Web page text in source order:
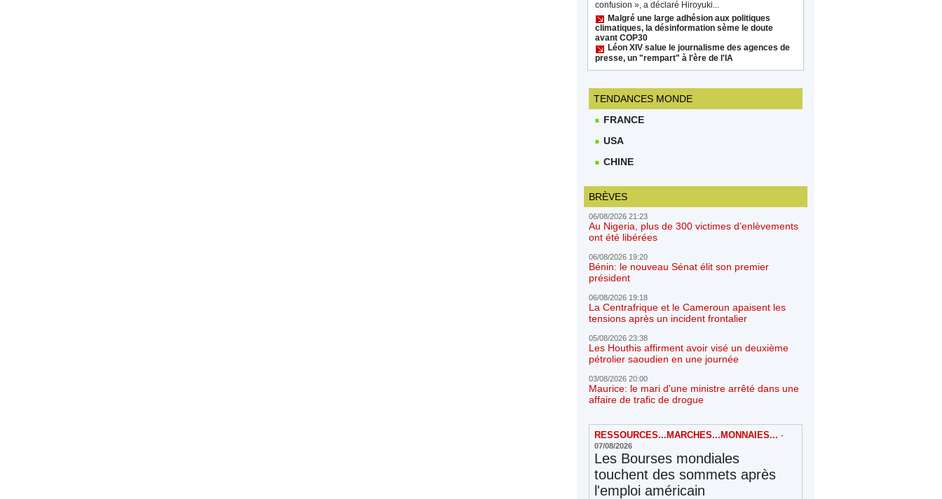
confusion », a déclaré Hiroyuki...
Malgré une large adhésion aux politiques
climatiques, la désinformation sème le doute
avant COP30
Léon XIV salue le journalisme des agences de
presse, un "rempart" à l'ère de l'IA
TENDANCES MONDE
FRANCE
USA
CHINE
BRÈVES
06/08/2026 21:23
Au Nigeria, plus de 300 victimes d’enlèvements
ont été libérées
06/08/2026 19:20
Bénin: le nouveau Sénat élit son premier
président
06/08/2026 19:18
La Centrafrique et le Cameroun apaisent les
tensions après un incident frontalier
05/08/2026 23:38
Les Houthis affirment avoir visé un deuxième
pétrolier saoudien en une journée
03/08/2026 20:00
Maurice: le mari d'une ministre arrêté dans une
affaire de trafic de drogue
RESSOURCES...MARCHES...MONNAIES... -
07/08/2026
Les Bourses mondiales
touchent des sommets après
l'emploi américain